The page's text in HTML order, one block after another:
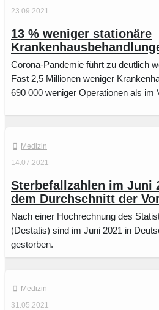
23.09.2021
13 % weniger stationäre
Corona-Pandemie führt zu deutlich
Fast 2,5 Millionen weniger
690 000 weniger Operationen als im
Medizin
14.07.2021
Sterbefallzahlen im Juni
dem Durchschnitt der
Nach einer Hochrechnung des
(Destatis) sind im Juni 2021 in
gestorben.
Medizin
31.05.2021